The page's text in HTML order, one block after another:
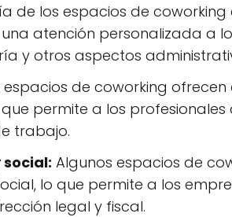
de los espacios de
atención personalizada a
y otros aspectos
espacios de coworking
permite a los
trabajo.
Algunos espacios de
lo que permite a los
legal y fiscal.